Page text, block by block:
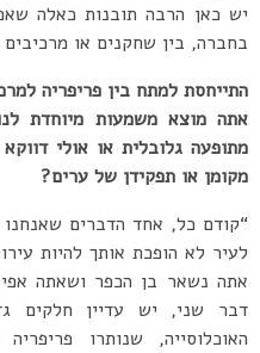
יש כאן הרבה תובנות כאלה
בחברה, בין שחקנים או
התייחסת למתח בין פריפריה
אתה מוצא משמעות מיוחדת
מתופעה גלובלית או אולי
מקומן או תפקידן של ערים?
“קודם כל, אחד הדברים שאנחנו
לעיר לא הופכת אותך להיות
אתה נשאר בן הכפר ושאתה
דבר שני, יש עדיין חלקים
האוכלוסייה, שנותרו